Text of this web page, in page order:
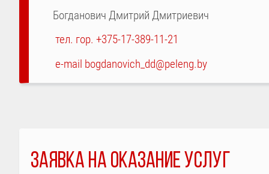
Богданович Дмитрий Дмитриевич
тел. гор. +375-17-389-11-21
e-mail bogdanovich_dd@peleng.by
ЗАЯВКА НА ОКАЗАНИЕ УСЛУГ